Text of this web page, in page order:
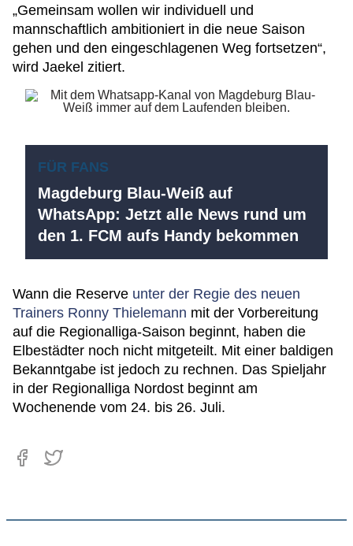
„Gemeinsam wollen wir individuell und
mannschaftlich ambitioniert in die neue Saison
gehen und den eingeschlagenen Weg fortsetzen“,
wird Jaekel zitiert.
FÜR FANS
Magdeburg Blau-Weiß auf
WhatsApp: Jetzt alle News rund um
den 1. FCM aufs Handy bekommen
Wann die Reserve unter der Regie des neuen
Trainers Ronny Thielemann mit der Vorbereitung
auf die Regionalliga-Saison beginnt, haben die
Elbestädter noch nicht mitgeteilt. Mit einer baldigen
Bekanntgabe ist jedoch zu rechnen. Das Spieljahr
in der Regionalliga Nordost beginnt am
Wochenende vom 24. bis 26. Juli.